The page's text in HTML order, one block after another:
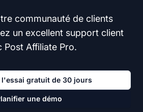
communauté de clients
un excellent support client
Post Affiliate Pro.
l'essai gratuit de 30 jours
une démo